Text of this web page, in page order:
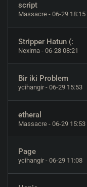
script
Massacre - 06-29 18:15
Stripper Hatun (:
Nexima - 06-28 08:21
Bir iki Problem
ycihangir- 06-29 15:53
etheral
Massacre - 06-29 15:53
Page
ycihangir- 06-29 11:08